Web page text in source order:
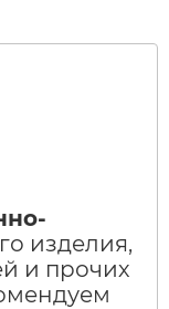
изделия,
и прочих